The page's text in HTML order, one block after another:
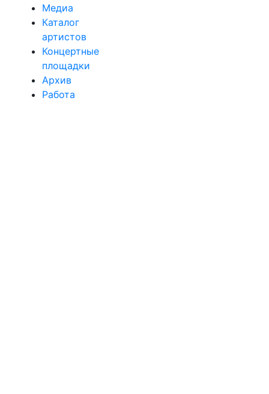
Медиа
Каталог
артистов
Концертные
площадки
Архив
Работа